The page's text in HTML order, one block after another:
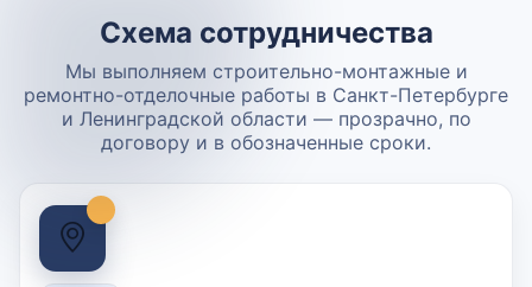
Схема сотрудничества
Мы выполняем строительно-монтажные и
ремонтно-отделочные работы в Санкт-Петербурге
и Ленинградской области — прозрачно, по
договору и в обозначенные сроки.